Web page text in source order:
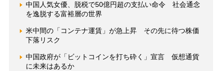
中国人気女優、脱税で50億円超の支払い命令 社会通念
を逸脱する富裕層の世界
米中間の「コンテナ運賃」が急上昇 その先に待つ株価
下落リスク
中国政府が「ビットコインを打ち砕く」宣言 仮想通貨
に未来はあるか